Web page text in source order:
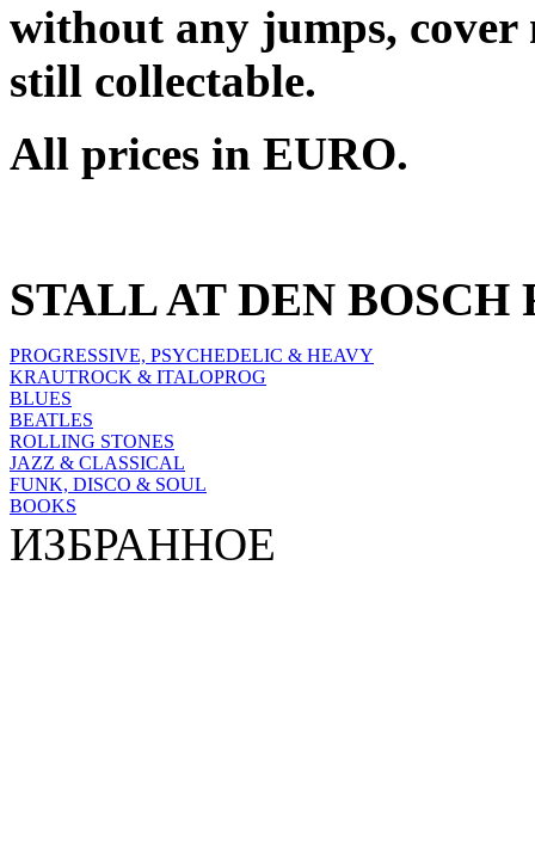
without any jumps, cover
still collectable.
All prices in EURO.
STALL AT DEN BOSCH
PROGRESSIVE, PSYCHEDELIC & HEAVY
KRAUTROCK & ITALOPROG
BLUES
BEATLES
ROLLING STONES
JAZZ & CLASSICAL
FUNK, DISCO & SOUL
BOOKS
ИЗБРАННОЕ